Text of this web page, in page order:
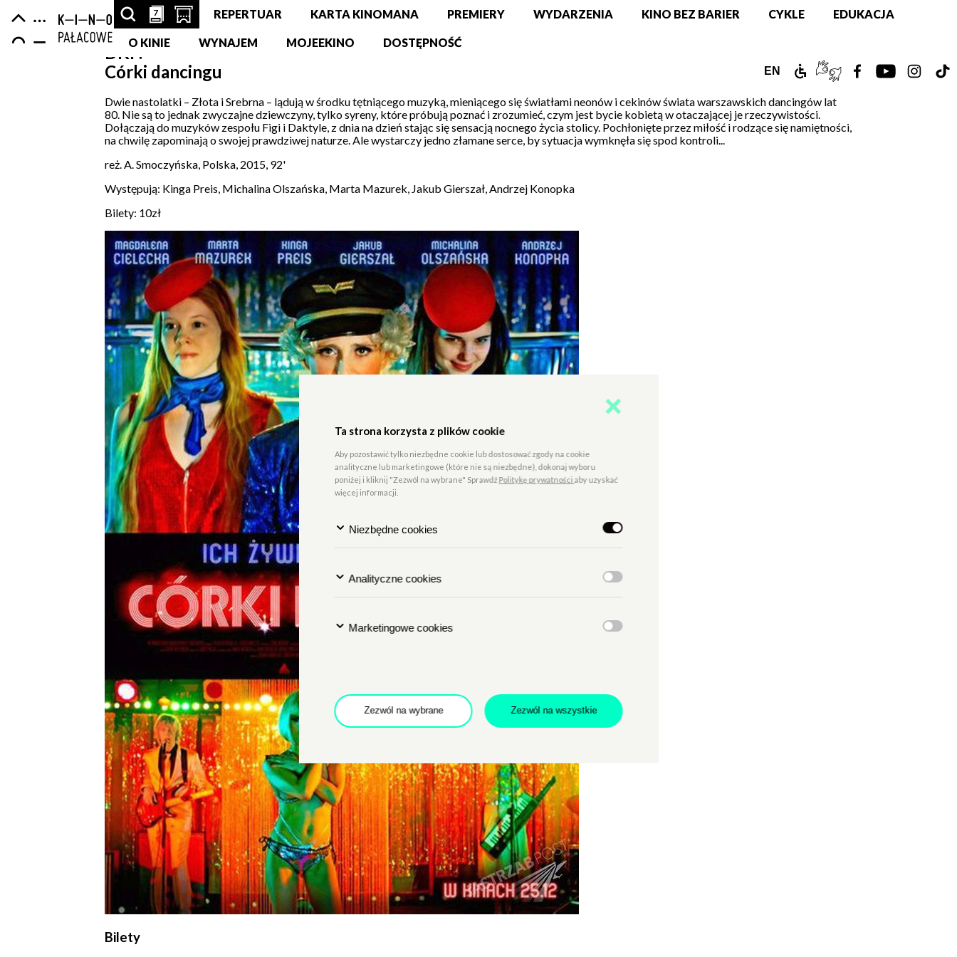
Dołącz do newslettera
Wyrażam zgodę na przetwarzanie danych osobowych w celu skorzystania z usługi newsletter.
Administratorem danych osobowych jest Centrum Kultury ZAMEK z siedzibą w Poznaniu.
Zapoznałem/am się z informacjami dotyczącymi przetwarzania danych osobowych, które są zawarte
w Polityce prywatności.
WYŚLIJ
Nawigacja
SZUKAJ
ARTYKUŁÓW,
PODSTRON,
WYDARZEŃ,
LUDZI,
PRZESCROLLUJ
DO
SEKCJI
KALENDARZA
WYDARZEŃ
7 OTWÓRZ
STRONĘ
Z
KUPNEM
BILETÓW
NOWEJ
7 REPERTUAR KARTA KINOMANA PREMIERY WYDARZENIA KINO BEZ BARIER CYKLE EDUKACJA
O KINIE WYNAJEM MOJEEKINO DOSTĘPNOŚĆ
ENGLISH
VERSION
EN ZAMEK
DLA
NIEPEŁNOSPRAWNYCH
TŁUMACZ
PJM
ONLINE
ZOBACZZOBACZ
Centrum
Kultury
strona
główna
DKF:
Córki dancingu
Dwie nastolatki – Złota i Srebrna – lądują w środku tętniącego muzyką, mieniącego się światłami neonów i cekinów świata warszawskich dancingów lat
80. Nie są to jednak zwyczajne dziewczyny, tylko syreny, które próbują poznać i zrozumieć, czym jest bycie kobietą w otaczającej je rzeczywistości.
Dołączają do muzyków zespołu Figi i Daktyle, z dnia na dzień stając się sensacją nocnego życia stolicy. Pochłonięte przez miłość i rodzące się namiętności,
na chwilę zapominają o swojej prawdziwej naturze. Ale wystarczy jedno złamane serce, by sytuacja wymknęła się spod kontroli...
reż. A. Smoczyńska, Polska, 2015, 92'
Występują: Kinga Preis, Michalina Olszańska, Marta Mazurek, Jakub Gierszał, Andrzej Konopka
Bilety: 10zł
Bilety
Ta strona korzysta z plików cookie
Aby pozostawić tylko niezbędne cookie lub dostosować zgody na cookie
analityczne lub marketingowe (które nie są niezbędne), dokonaj wyboru
poniżej i kliknij "Zezwól na wybrane" Sprawdź Politykę prywatności aby uzyskać
więcej informacji.
Niezbędne cookies
Analityczne cookies
Marketingowe cookies
Zezwól na wybrane Zezwól na wszystkie